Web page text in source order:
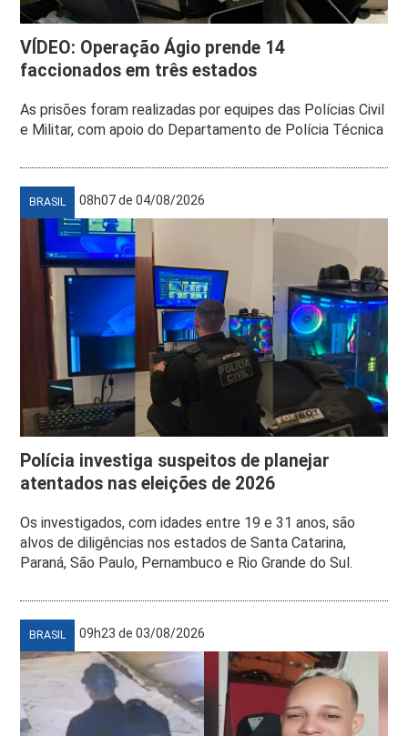
VÍDEO: Operação Ágio prende 14
faccionados em três estados
As prisões foram realizadas por equipes das Polícias Civil
e Militar, com apoio do Departamento de Polícia Técnica
BRASIL 08h07 de 04/08/2026
Polícia investiga suspeitos de planejar
atentados nas eleições de 2026
Os investigados, com idades entre 19 e 31 anos, são
alvos de diligências nos estados de Santa Catarina,
Paraná, São Paulo, Pernambuco e Rio Grande do Sul.
BRASIL 09h23 de 03/08/2026